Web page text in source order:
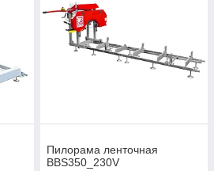
Пилорама ленточная
BBS350_230V